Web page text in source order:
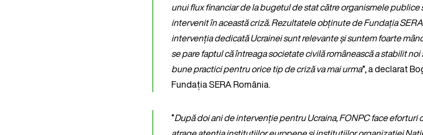
unui flux financiar de la bugetul de stat către organismele publice
intervenit în această criză. Rezultatele obținute de Fundația
intervenția dedicată Ucrainei sunt relevante și suntem foarte
se pare faptul că întreaga societate civilă românească a stabilit
bune practici pentru orice tip de criză va mai urma”, a declarat
Fundația SERA România.
“După doi ani de intervenție pentru Ucraina, FONPC face eforturi